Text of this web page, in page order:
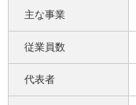
主な事業
従業員数
代表者